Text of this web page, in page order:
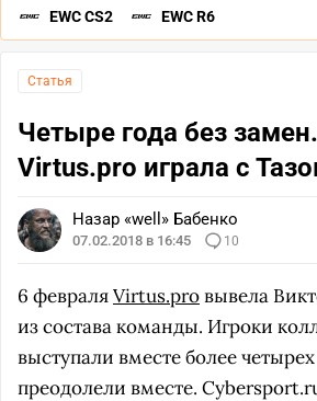
EWC CS2 EWC R6
Статья
Четыре года без
Virtus.pro играла с
Назар «well» Бабенко
07.02.2018 в 16:45 10
6 февраляVirtus.proвывела
из состава команды. Игроки
выступали вместе более
преодолели вместе.